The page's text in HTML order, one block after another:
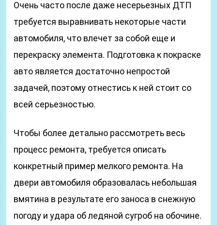
Очень часто после даже несерьезных ДТП
требуется выравнивать некоторые части
автомобиля, что влечет за собой еще и
перекраску элемента. Подготовка к покраске
авто является достаточно непростой
задачей, поэтому отнестись к ней стоит со
всей серьезностью.
Чтобы более детально рассмотреть весь
процесс ремонта, требуется описать
конкретный пример мелкого ремонта. На
двери автомобиля образовалась небольшая
вмятина в результате его заноса в снежную
погоду и удара об ледяной сугроб на обочине.